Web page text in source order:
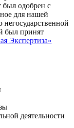
одобрен с
для нашей
был принят
Экспертиза»
деятельности